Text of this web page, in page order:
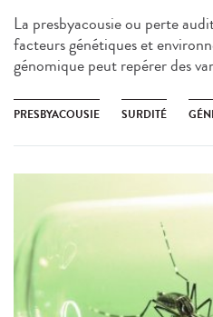
La presbyacousie ou perte
facteurs génétiques et
génomique peut repérer des
PRESBYACOUSIE SURDITÉ